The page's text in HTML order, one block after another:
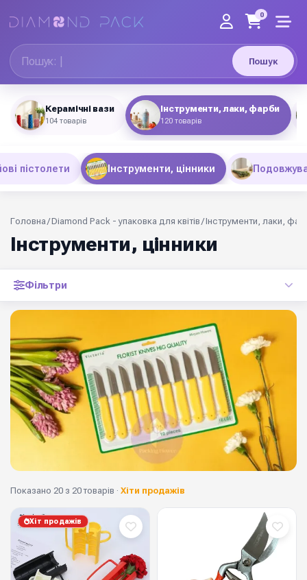
Пошук
0
Керамічні вази
104 товарів
Інструменти, лаки, фарби
120 товарів
пістолети Інструменти, цінники
Головна /Diamond Pack - упаковка для квітів /Інструменти, лаки,
Інструменти, цінники
Фільтри
Показано 20 з 20 товарів · Хіти продажів
Хіт продажів